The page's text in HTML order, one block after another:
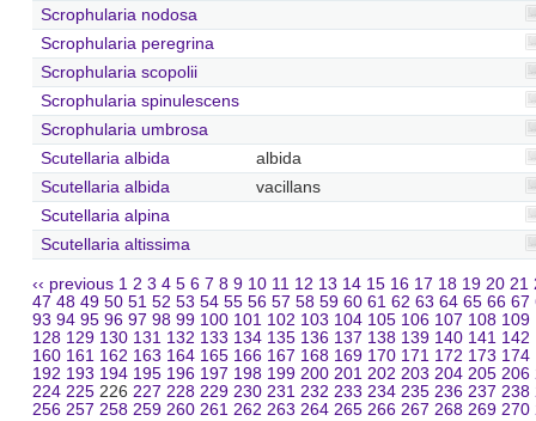
Scrophularia nodosa
Scrophularia peregrina
Scrophularia scopolii
Scrophularia spinulescens
Scrophularia umbrosa
Scutellaria albida
albida
Scutellaria albida
vacillans
Scutellaria alpina
Scutellaria altissima
‹‹ previous 1 2 3 4 5 6 7 8 9 10 11 12 13 14 15 16 17 18 19 20 21
47 48 49 50 51 52 53 54 55 56 57 58 59 60 61 62 63 64 65 66 67
93 94 95 96 97 98 99 100 101 102 103 104 105 106 107 108 109
128 129 130 131 132 133 134 135 136 137 138 139 140 141 142
160 161 162 163 164 165 166 167 168 169 170 171 172 173 174
192 193 194 195 196 197 198 199 200 201 202 203 204 205 206
224 225 226 227 228 229 230 231 232 233 234 235 236 237 238
256 257 258 259 260 261 262 263 264 265 266 267 268 269 270